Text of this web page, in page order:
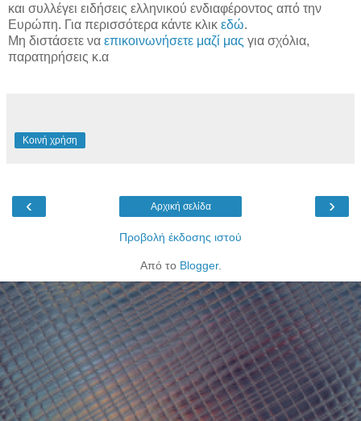
και συλλέγει ειδήσεις ελληνικού ενδιαφέροντος από την
Ευρώπη. Για περισσότερα κάντε κλικ εδώ.
Μη διστάσετε να επικοινωνήσετε μαζί μας για σχόλια,
παρατηρήσεις κ.α
Κοινή χρήση
‹ ›
Αρχική σελίδα
Προβολή έκδοσης ιστού
Από το Blogger.